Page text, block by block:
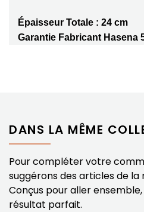
Épaisseur Totale : 24 cm
Garantie Fabricant Hasena
DANS LA MÊME
Pour compléter votre
suggérons des articles de
Conçus pour aller
résultat parfait.